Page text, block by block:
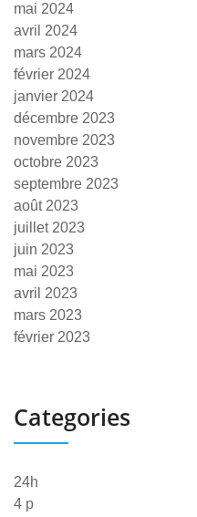
mai 2024
avril 2024
mars 2024
février 2024
janvier 2024
décembre 2023
novembre 2023
octobre 2023
septembre 2023
août 2023
juillet 2023
juin 2023
mai 2023
avril 2023
mars 2023
février 2023
Categories
24h
4 p